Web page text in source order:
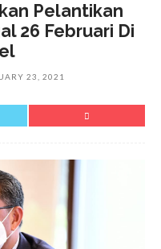
Pelantikan
26 Februari Di
23, 2021